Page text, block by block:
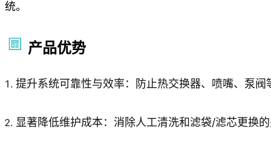
统。
产品优势
提升系统可靠性与效率：防止热交换器、喷嘴、泵
显著降低维护成本：消除人工清洗和滤袋/滤芯更换